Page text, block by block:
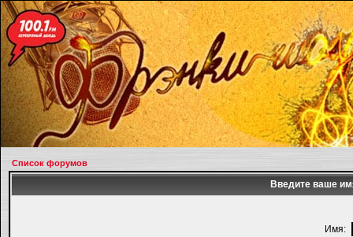
Список форумов
Введите ваше
Имя: